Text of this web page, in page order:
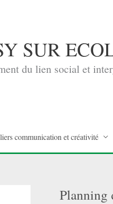
SUR
du lien social et
communication et créativité
Planning